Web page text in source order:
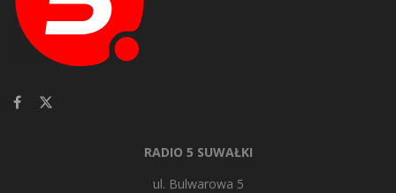
RADIO 5 SUWAŁKI
ul. Bulwarowa 5